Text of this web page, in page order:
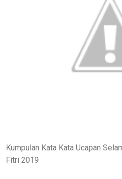
Kumpulan Kata Kata Ucapan
Fitri 2019